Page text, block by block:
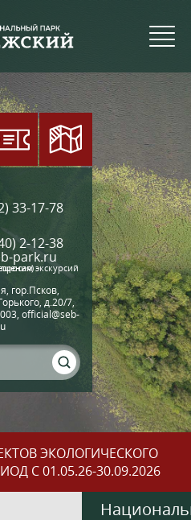
33-17-78
2-12-38
park.ru
и посещения)
гор.Псков,
д.20/7,
official@seb-
ЭКОЛОГИЧЕСКОГО
С 01.05.26-30.09.2026